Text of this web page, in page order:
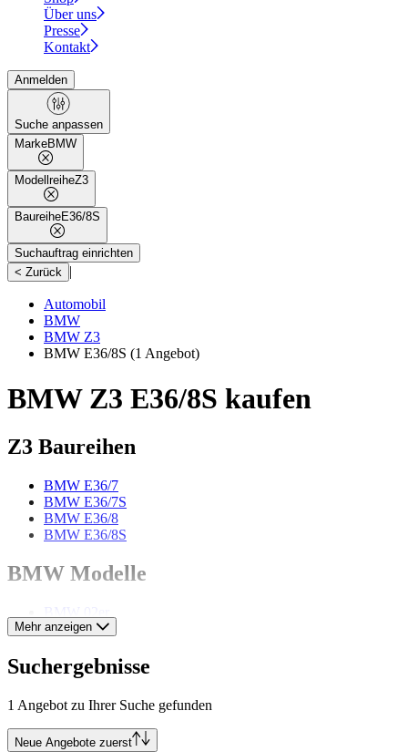
Über uns
Presse
Kontakt
Anmelden
Suche anpassen
MarkeBMW
ModellreiheZ3
BaureiheE36/8S
Suchauftrag einrichten
< Zurück |
Automobil
BMW
BMW Z3
BMW E36/8S (1 Angebot)
BMW Z3 E36/8S kaufen
Z3 Baureihen
BMW E36/7
BMW E36/7S
BMW E36/8
BMW E36/8S
BMW Modelle
BMW 3.0
BMW 328
BMW 3er
BMW 5er
BMW 6er
BMW 8er
Mehr anzeigen
Suchergebnisse
1 Angebot zu Ihrer Suche gefunden
Neue Angebote zuerst